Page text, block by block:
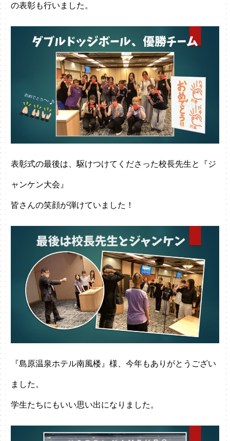
の表彰も行いました。
表彰式の最後は、駆けつけてくださった校長先生と『ジ
ャンケン大会』
皆さんの笑顔が弾けていました！
『島原温泉ホテル南風楼』様、今年もありがとうござい
ました。
学生たちにもいい思い出になりました。